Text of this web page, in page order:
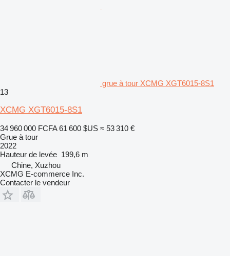
grue à tour XCMG XGT6015-8S1
13
XCMG XGT6015-8S1
34 960 000 FCFA 61 600 $US ≈ 53 310 €
Grue à tour
2022
Hauteur de levée 199,6 m
Chine, Xuzhou
XCMG E-commerce Inc.
Contacter le vendeur